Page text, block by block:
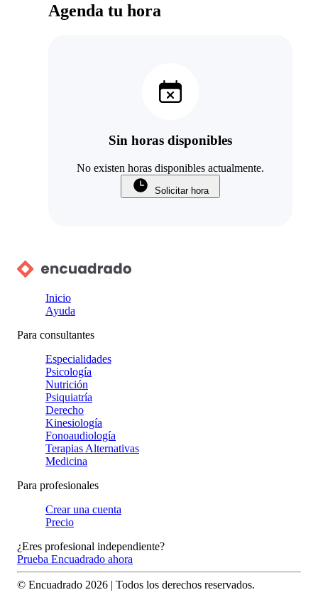
Agenda tu hora
Sin horas disponibles
No existen horas disponibles actualmente.
Solicitar hora
Inicio
Ayuda
Para consultantes
Especialidades
Psicología
Nutrición
Psiquiatría
Derecho
Kinesiología
Fonoaudiología
Terapias Alternativas
Medicina
Para profesionales
Crear una cuenta
Precio
¿Eres profesional independiente?
Prueba Encuadrado ahora
© Encuadrado 2026 | Todos los derechos reservados.